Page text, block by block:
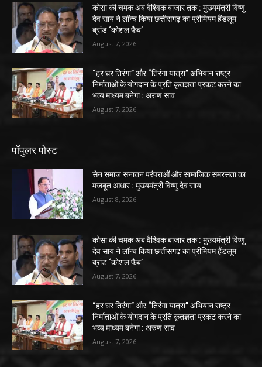
कोसा की चमक अब वैश्विक बाजार तक : मुख्यमंत्री विष्णु
देव साय ने लॉन्च किया छत्तीसगढ़ का प्रीमियम हैंडलूम
ब्रांड ‘कोशल फैब’
August 7, 2026
“हर घर तिरंगा” और “तिरंगा यात्रा” अभियान राष्ट्र
निर्माताओं के योगदान के प्रति कृतज्ञता प्रकट करने का
भव्य माध्यम बनेगा : अरुण साव
August 7, 2026
पॉपुलर पोस्ट
सेन समाज सनातन परंपराओं और सामाजिक समरसता का
मजबूत आधार : मुख्यमंत्री विष्णु देव साय
August 8, 2026
कोसा की चमक अब वैश्विक बाजार तक : मुख्यमंत्री विष्णु
देव साय ने लॉन्च किया छत्तीसगढ़ का प्रीमियम हैंडलूम
ब्रांड ‘कोशल फैब’
August 7, 2026
“हर घर तिरंगा” और “तिरंगा यात्रा” अभियान राष्ट्र
निर्माताओं के योगदान के प्रति कृतज्ञता प्रकट करने का
भव्य माध्यम बनेगा : अरुण साव
August 7, 2026